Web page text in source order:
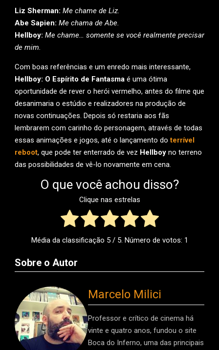
Liz Sherman: Me chame de Liz.
Abe Sapien: Me chama de Abe.
Hellboy: Me chame… somente se você realmente precisar
de mim.
Com boas referências e um enredo mais interessante,
Hellboy: O Espírito de Fantasma é uma ótima
oportunidade de rever o herói vermelho, antes do filme que
desanimaria o estúdio e realizadores na produção de
novas continuações. Depois só restaria aos fãs
lembrarem com carinho do personagem, através de todas
essas animações e jogos, até o lançamento doterrível
reboot, que pode ter enterrado de vez Hellboy no terreno
das possibilidades de vê-lo novamente em cena.
O que você achou disso?
Clique nas estrelas
Média da classificação 5/ 5. Número de votos: 1
Sobre o Autor
Marcelo Milici
Professor e crítico de cinema há
vinte e quatro anos, fundou o site
Boca do Inferno, uma das principais